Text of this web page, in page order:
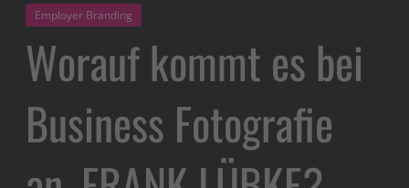
Employer Branding
Worauf kommt es bei
Business Fotografie